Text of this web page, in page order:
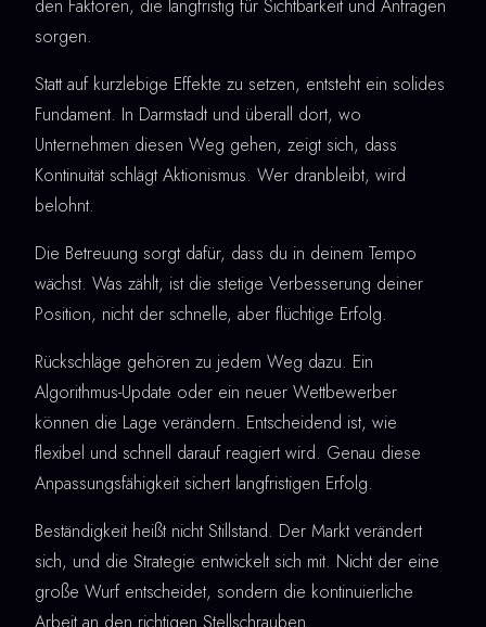
den Faktoren, die langfristig für Sichtbarkeit und Anfragen
sorgen.
Statt auf kurzlebige Effekte zu setzen, entsteht ein solides
Fundament. In Darmstadt und überall dort, wo
Unternehmen diesen Weg gehen, zeigt sich, dass
Kontinuität schlägt Aktionismus. Wer dranbleibt, wird
belohnt.
Die Betreuung sorgt dafür, dass du in deinem Tempo
wächst. Was zählt, ist die stetige Verbesserung deiner
Position, nicht der schnelle, aber flüchtige Erfolg.
Rückschläge gehören zu jedem Weg dazu. Ein
Algorithmus-Update oder ein neuer Wettbewerber
können die Lage verändern. Entscheidend ist, wie
flexibel und schnell darauf reagiert wird. Genau diese
Anpassungsfähigkeit sichert langfristigen Erfolg.
Beständigkeit heißt nicht Stillstand. Der Markt verändert
sich, und die Strategie entwickelt sich mit. Nicht der eine
große Wurf entscheidet, sondern die kontinuierliche
Arbeit an den richtigen Stellschrauben.